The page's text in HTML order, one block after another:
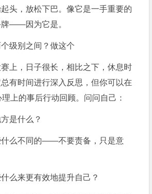
头，放松下巴。像它是一手重要的
牌——因为它是。
级别之间？做这个
上，日子很长，相比之下，休息时
有时间进行深入反思，但你可以在
上的事后行动回顾。问问自己：
是什么？
什么不同的——不要责备，只是意
么来更有效地提升自己？